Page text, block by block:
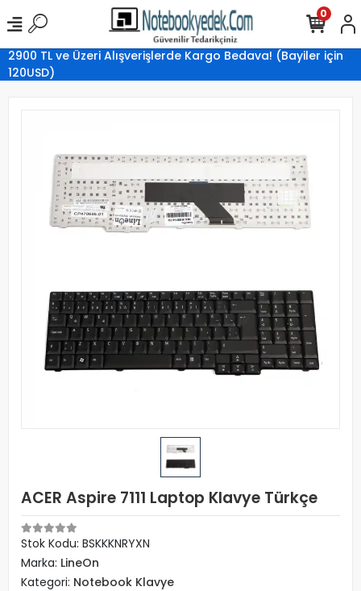
2900 TL ve Üzeri Alışverişlerde Kargo Bedava! (Bayiler için
120USD)
0
ACER Aspire 7111 Laptop Klavye Türkçe
Stok Kodu: BSKKKNRYXN
Marka: LineOn
Kategori: Notebook Klavye